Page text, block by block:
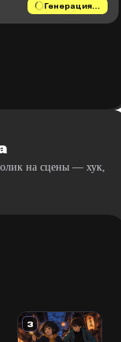
Генерация…
на сцены — хук,
3